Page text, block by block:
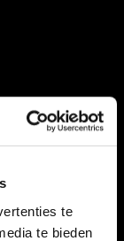
te
te bieden